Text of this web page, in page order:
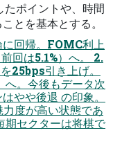
たポイントや、時間
とを基本とする。
回帰。FOMC利上
回は5.1%）へ。 2.
25bps引き上げ。
へ。今後もデータ次
やや後退 の印象。
度が高い状態であ
期セクターは将棋で